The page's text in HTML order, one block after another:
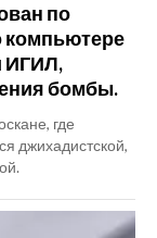
по
компьютере
ИГИЛ,
бомбы.
где
джихадистской,